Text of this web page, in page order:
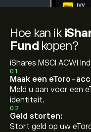
Hoe kan ik
Fund kopen?
iShares MSCI ACWI
01
Maak een eToro-
Meld u aan voor een
identiteit.
02
Geld storten:
Stort geld op uw